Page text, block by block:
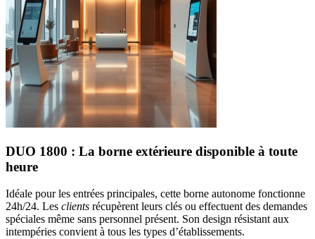
DUO 1800 : La borne extérieure disponible à toute
heure
Idéale pour les entrées principales, cette borne autonome fonctionne
24h/24. Les clients récupèrent leurs clés ou effectuent des demandes
spéciales même sans personnel présent. Son design résistant aux
intempéries convient à tous les types d’établissements.